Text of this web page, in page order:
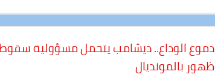
دموع الوداع.. ديشامب يتحمل مسؤولية
ظهور بالمونديال